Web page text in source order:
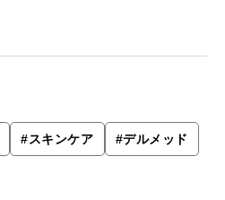
#スキンケア #デルメッド